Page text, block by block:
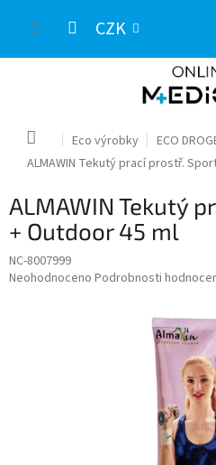
CZK
Domů Eco výrobky ECO
ALMAWIN Tekutý prací prostř.
ALMAWIN Tekutý
+ Outdoor 45 ml
NC-8007999
Průměrné
Neohodnoceno Podrobnosti